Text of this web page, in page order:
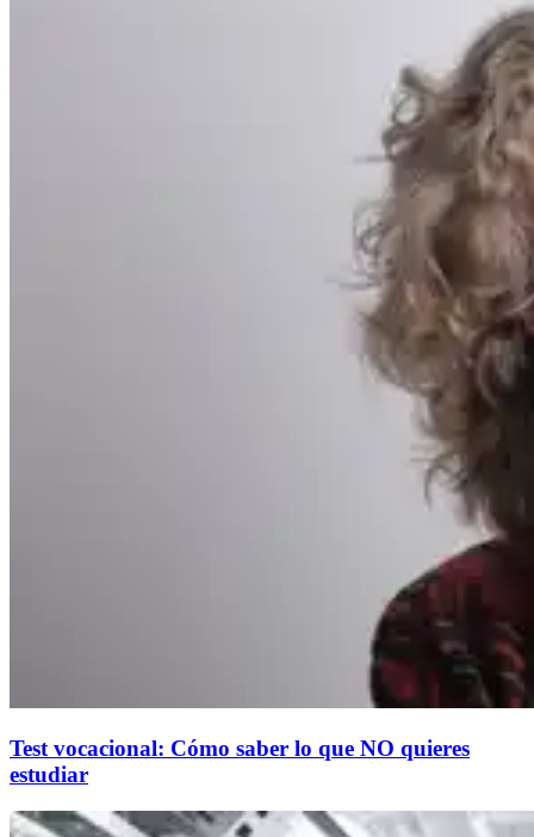
Test vocacional: Cómo saber lo que NO quieres
estudiar